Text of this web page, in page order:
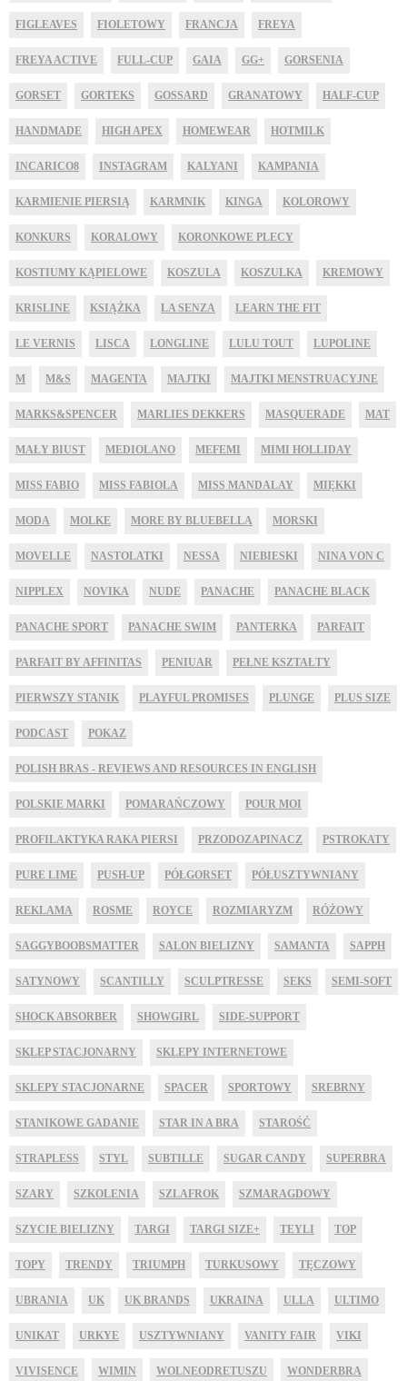
FIGLEAVES FIOLETOWY FRANCJA FREYA
FREYA ACTIVE FULL-CUP GAIA GG+ GORSENIA
GORSET GORTEKS GOSSARD GRANATOWY HALF-CUP
HANDMADE HIGH APEX HOMEWEAR HOTMILK
INCARICO8 INSTAGRAM KALYANI KAMPANIA
KARMIENIE PIERSIĄ KARMNIK KINGA KOLOROWY
KONKURS KORALOWY KORONKOWE PLECY
KOSTIUMY KĄPIELOWE KOSZULA KOSZULKA KREMOWY
KRISLINE KSIĄŻKA LA SENZA LEARN THE FIT
LE VERNIS LISCA LONGLINE LULU TOUT LUPOLINE
M M&S MAGENTA MAJTKI MAJTKI MENSTRUACYJNE
MARKS&SPENCER MARLIES DEKKERS MASQUERADE MAT
MAŁY BIUST MEDIOLANO MEFEMI MIMI HOLLIDAY
MISS FABIO MISS FABIOLA MISS MANDALAY MIĘKKI
MODA MOLKE MORE BY BLUEBELLA MORSKI
MOVELLE NASTOLATKI NESSA NIEBIESKI NINA VON C
NIPPLEX NOVIKA NUDE PANACHE PANACHE BLACK
PANACHE SPORT PANACHE SWIM PANTERKA PARFAIT
PARFAIT BY AFFINITAS PENIUAR PEŁNE KSZTAŁTY
PIERWSZY STANIK PLAYFUL PROMISES PLUNGE PLUS SIZE
PODCAST POKAZ
POLISH BRAS - REVIEWS AND RESOURCES IN ENGLISH
POLSKIE MARKI POMARAŃCZOWY POUR MOI
PROFILAKTYKA RAKA PIERSI PRZODOZAPINACZ PSTROKATY
PURE LIME PUSH-UP PÓŁGORSET PÓŁUSZTYWNIANY
REKLAMA ROSME ROYCE ROZMIARYZM RÓŻOWY
SAGGYBOOBSMATTER SALON BIELIZNY SAMANTA SAPPH
SATYNOWY SCANTILLY SCULPTRESSE SEKS SEMI-SOFT
SHOCK ABSORBER SHOWGIRL SIDE-SUPPORT
SKLEP STACJONARNY SKLEPY INTERNETOWE
SKLEPY STACJONARNE SPACER SPORTOWY SREBRNY
STANIKOWE GADANIE STAR IN A BRA STAROŚĆ
STRAPLESS STYL SUBTILLE SUGAR CANDY SUPERBRA
SZARY SZKOLENIA SZLAFROK SZMARAGDOWY
SZYCIE BIELIZNY TARGI TARGI SIZE+ TEYLI TOP
TOPY TRENDY TRIUMPH TURKUSOWY TĘCZOWY
UBRANIA UK UK BRANDS UKRAINA ULLA ULTIMO
UNIKAT URKYE USZTYWNIANY VANITY FAIR VIKI
VIVISENCE WIMIN WOLNEODRETUSZU WONDERBRA